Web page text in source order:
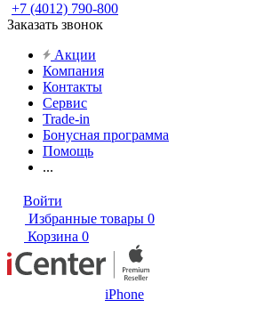
+7 (4012) 790-800
Заказать звонок
Акции
Компания
Контакты
Сервис
Trade-in
Бонусная программа
Помощь
...
Войти
Избранные товары 0
Корзина 0
iPhone